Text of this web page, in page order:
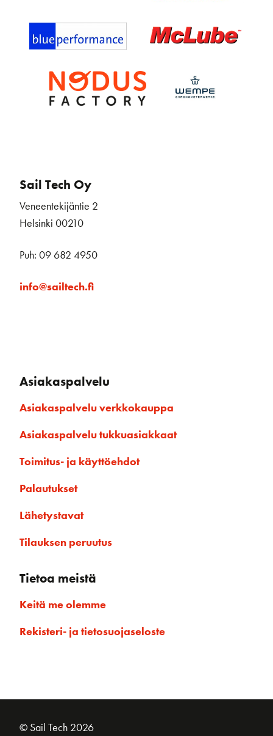
Sail Tech Oy
Veneentekijäntie 2
Helsinki 00210
Puh: 09 682 4950
info@sailtech.fi
Asiakaspalvelu
Asiakaspalvelu verkkokauppa
Asiakaspalvelu tukkuasiakkaat
Toimitus- ja käyttöehdot
Palautukset
Lähetystavat
Tilauksen peruutus
Tietoa meistä
Keitä me olemme
Rekisteri- ja tietosuojaseloste
© Sail Tech 2026